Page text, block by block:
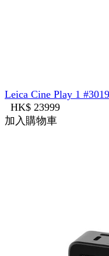
Leica Cine Play 1
HK$ 23999
加入購物車